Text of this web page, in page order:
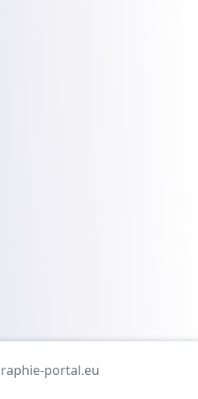
portal.eu